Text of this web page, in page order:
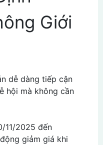
Giới
dễ dàng tiếp cận
hội mà không cần
11/2025 đến
giảm giá khi